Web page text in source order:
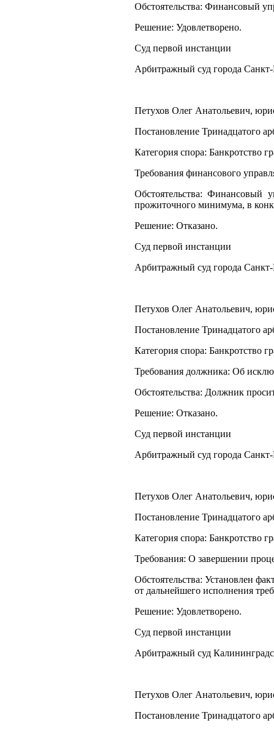
Обстоятельства: Финансовый
Решение: Удовлетворено.
Суд первой инстанции
Арбитражный суд города
Петухов Олег Анатольевич,
Постановление Тринадцатого
Категория спора: Банкротство
Требования финансового
Обстоятельства: Финансовый
прожиточного минимума, в
Решение: Отказано.
Суд первой инстанции
Арбитражный суд города
Петухов Олег Анатольевич,
Постановление Тринадцатого
Категория спора: Банкротство
Требования должника: Об
Обстоятельства: Должник
Решение: Отказано.
Суд первой инстанции
Арбитражный суд города
Петухов Олег Анатольевич,
Постановление Тринадцатого
Категория спора: Банкротство
Требования: О завершении
Обстоятельства: Установлен
от дальнейшего исполнения
Решение: Удовлетворено.
Суд первой инстанции
Арбитражный суд
Петухов Олег Анатольевич,
Постановление Тринадцатого